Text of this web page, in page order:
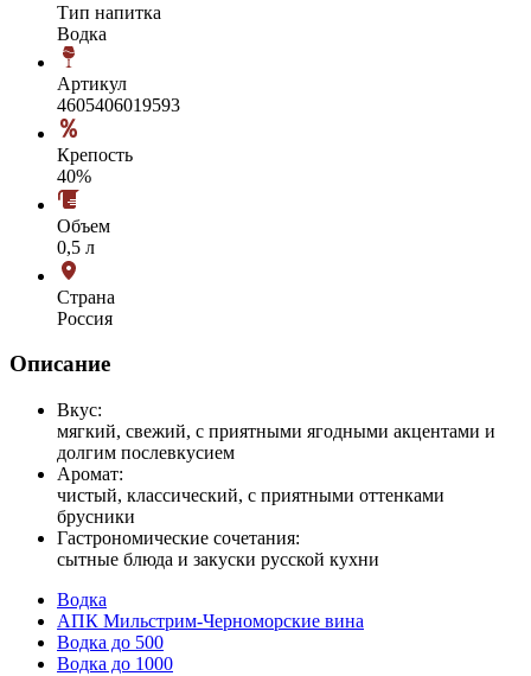
Тип напитка
Водка
Артикул
4605406019593
Крепость
40%
Объем
0,5 л
Страна
Россия
Описание
Вкус:
мягкий, свежий, с приятными ягодными акцентами и
долгим послевкусием
Аромат:
чистый, классический, с приятными оттенками
брусники
Гастрономические сочетания:
сытные блюда и закуски русской кухни
Водка
АПК Мильстрим-Черноморские вина
Водка до 500
Водка до 1000